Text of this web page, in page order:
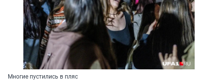
Многие пустились в пляс